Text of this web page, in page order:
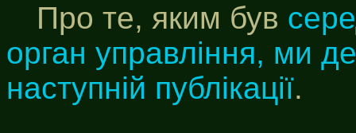
Про те, яким був
орган управління, ми
наступній публікації.